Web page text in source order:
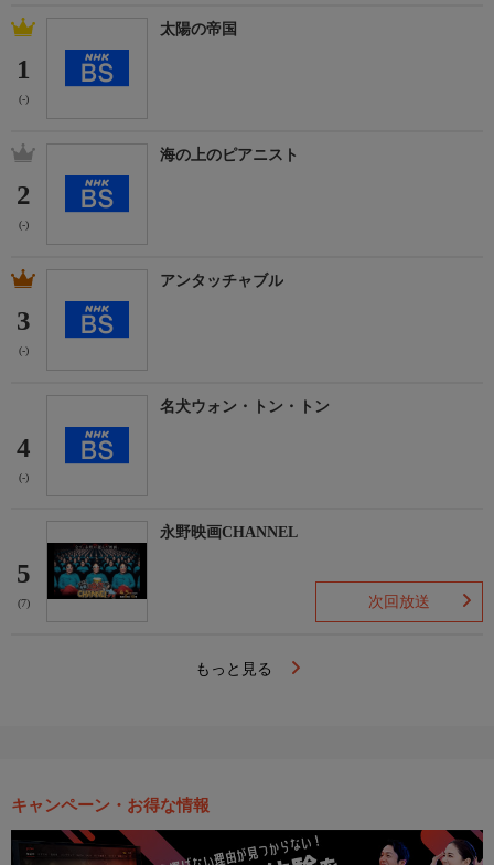
1
(-)
太陽の帝国
2
(-)
海の上のピアニスト
3
(-)
アンタッチャブル
4
(-)
名犬ウォン・トン・トン
5
(7)
永野映画CHANNEL
次回放送
もっと見る
キャンペーン・お得な情報